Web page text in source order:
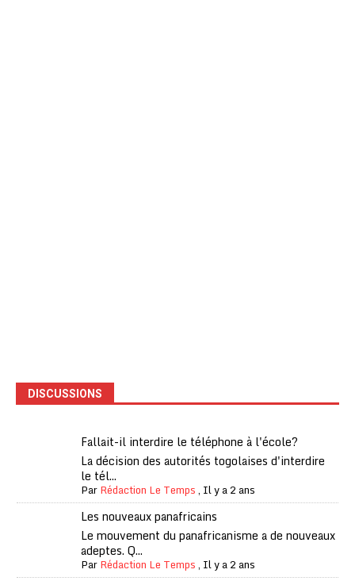
DISCUSSIONS
Fallait-il interdire le téléphone à l'école?
La décision des autorités togolaises d'interdire
le tél...
ParRédaction Le Temps, Il y a 2 ans
Les nouveaux panafricains
Le mouvement du panafricanisme a de nouveaux
adeptes. Q...
ParRédaction Le Temps, Il y a 2 ans